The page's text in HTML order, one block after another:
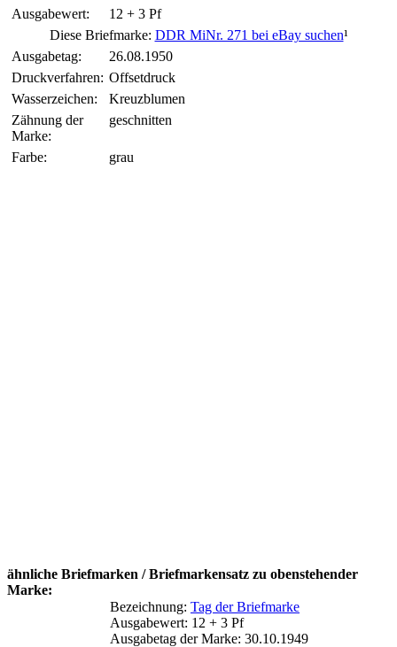
Ausgabewert:
12 + 3 Pf
Diese Briefmarke: DDR MiNr. 271 bei eBay suchen¹
Ausgabetag:
26.08.1950
Druckverfahren: Offsetdruck
Wasserzeichen:
Kreuzblumen
Zähnung der
Marke:
geschnitten
Farbe: grau
ähnliche Briefmarken / Briefmarkensatz zu obenstehender
Marke:
Bezeichnung: Tag der Briefmarke
Ausgabewert: 12 + 3 Pf
Ausgabetag der Marke: 30.10.1949